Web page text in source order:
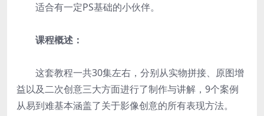
适合有一定PS基础的小伙伴。
课程概述：
这套教程一共30集左右，分别从实物拼接、原图增
益以及二次创意三大方面进行了制作与讲解，9个案例
从易到难基本涵盖了关于影像创意的所有表现方法。